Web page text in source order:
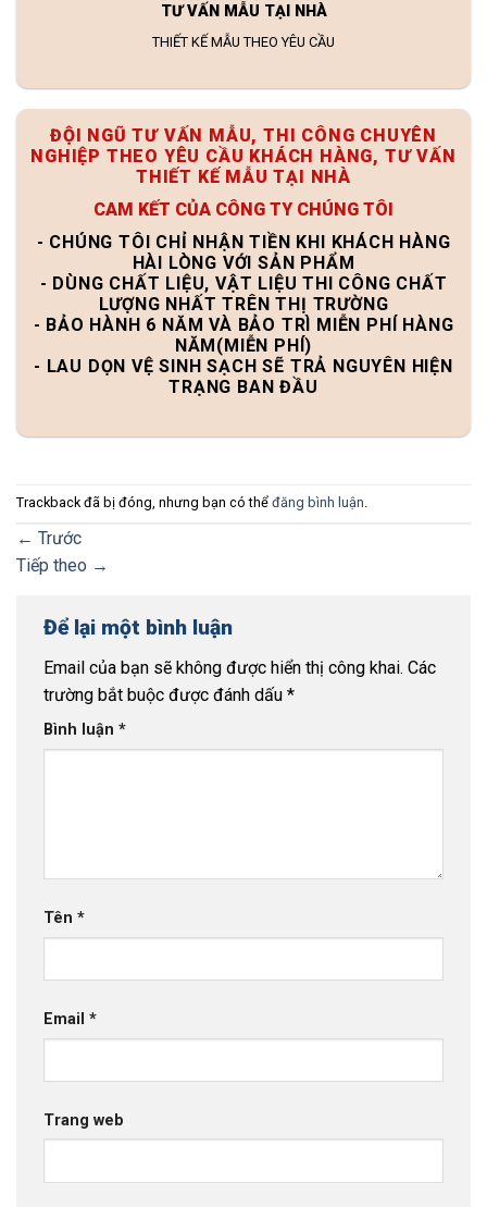
TƯ VẤN MẪU TẠI NHÀ
THIẾT KẾ MẪU THEO YÊU CẦU
ĐỘI NGŨ TƯ VẤN MẪU, THI CÔNG CHUYÊN
NGHIỆP THEO YÊU CẦU KHÁCH HÀNG, TƯ VẤN
THIẾT KẾ MẪU TẠI NHÀ
CAM KẾT CỦA CÔNG TY CHÚNG TÔI
- CHÚNG TÔI CHỈ NHẬN TIỀN KHI KHÁCH HÀNG
HÀI LÒNG VỚI SẢN PHẨM
- DÙNG CHẤT LIỆU, VẬT LIỆU THI CÔNG CHẤT
LƯỢNG NHẤT TRÊN THỊ TRƯỜNG
- BẢO HÀNH 6 NĂM VÀ BẢO TRÌ MIỄN PHÍ HÀNG
NĂM(MIỄN PHÍ)
- LAU DỌN VỆ SINH SẠCH SẼ TRẢ NGUYÊN HIỆN
TRẠNG BAN ĐẦU
Trackback đã bị đóng, nhưng bạn có thể đăng bình luận
← Trước
Tiếp theo →
Để lại một bình luận
Email của bạn sẽ không được hiển thị công khai. Các
trường bắt buộc được đánh dấu *
Bình luận *
Tên *
Email *
Trang web